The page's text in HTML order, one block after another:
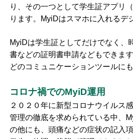
り、その一つとして学生証アプリ
ります。MyiDはスマホに入れるデ
MyiDは学生証としてだけでなく、
書などの証明書申請などもできま
どのコミュニケーションツールにも
コロナ禍でのMyiD運用
２０２０年に新型コロナウイルス
管理の徹底を求められている中、
の他にも、頭痛などの症状の記入